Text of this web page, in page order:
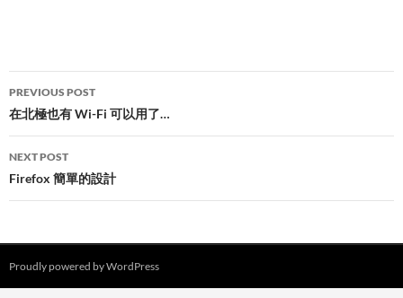
Post
navigation
PREVIOUS POST
在北極也有 Wi-Fi 可以用了…
NEXT POST
Firefox 簡單的設計
Proudly powered by WordPress